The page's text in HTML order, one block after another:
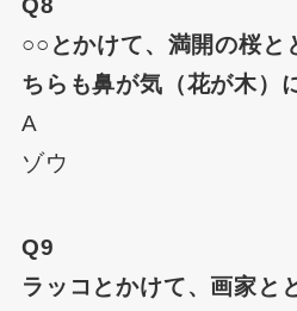
Q8
○○とかけて、満開の桜と
ちらも鼻が気（花が木）
A
ゾウ
Q9
ラッコとかけて、画家と